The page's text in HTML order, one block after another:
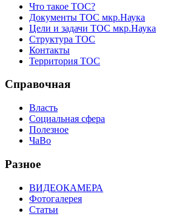
Что такое ТОС?
Документы ТОС мкр.Наука
Цели и задачи ТОС мкр.Наука
Структура ТОС
Контакты
Территория ТОС
Справочная
Власть
Социальная сфера
Полезное
ЧаВо
Разное
ВИДЕОКАМЕРА
Фотогалерея
Статьи